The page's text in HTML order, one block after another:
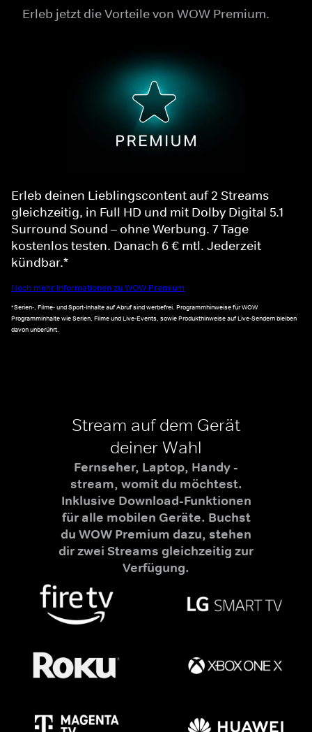
Erleb jetzt die Vorteile von WOW Premium.
Erleb deinen Lieblingscontent auf 2 Streams
gleichzeitig, in Full HD und mit Dolby Digital 5.1
Surround Sound – ohne Werbung. 7 Tage
kostenlos testen. Danach 6 € mtl. Jederzeit
kündbar.*
Noch mehr Informationen zu WOW Premium
*Serien-, Filme- und Sport-Inhalte auf Abruf sind werbefrei. Programmhinweise für WOW
Programminhalte wie Serien, Filme und Live-Events, sowie Produkthinweise auf Live-Sendern bleiben
davon unberührt.
Stream auf dem Gerät
deiner Wahl
Fernseher, Laptop, Handy -
stream, womit du möchtest.
Inklusive Download-Funktionen
für alle mobilen Geräte. Buchst
du WOW Premium dazu, stehen
dir zwei Streams gleichzeitig zur
Verfügung.